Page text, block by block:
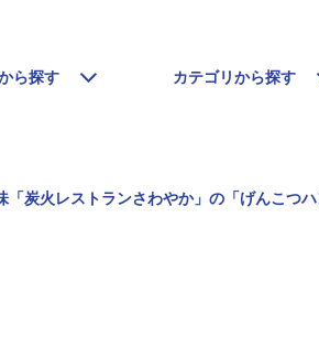
ら探す カテゴリから探す
「炭火レストランさわやか」の「げんこつハ